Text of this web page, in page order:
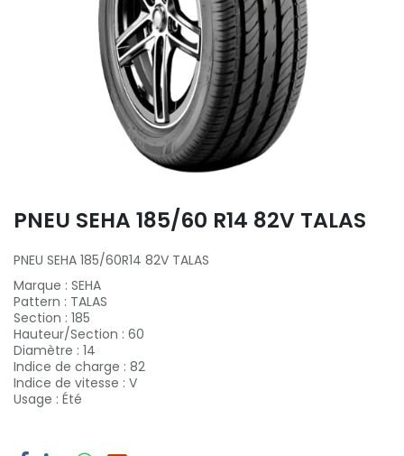
PNEU SEHA 185/60 R14 82V TALAS
PNEU SEHA 185/60R14 82V TALAS
Marque : SEHA
Pattern : TALAS
Section : 185
Hauteur/Section : 60
Diamètre : 14
Indice de charge : 82
Indice de vitesse : V
Usage : Été